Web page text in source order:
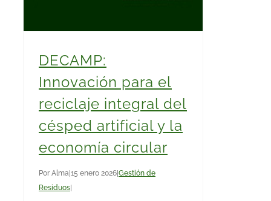
DECAMP:
Innovación para el
reciclaje integral del
césped artificial y la
economía circular
Por Alma|15 enero 2026|Gestión de
Residuos|